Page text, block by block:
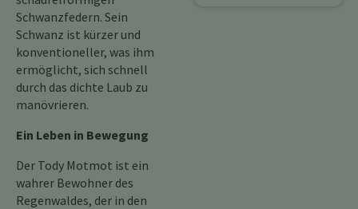
Schwanzfedern. Sein
Schwanz ist kürzer und
konventioneller, was ihm
ermöglicht, sich schnell
durch das dichte Laub zu
manövrieren.
Ein Leben in Bewegung
Der Tody Motmot ist ein
wahrer Bewohner des
Regenwaldes, der in den